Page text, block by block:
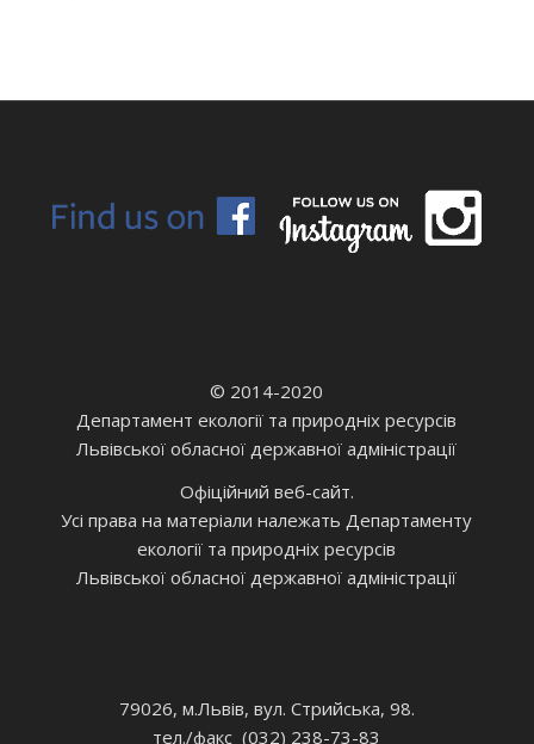
© 2014-2020
Департамент екології та природніх ресурсів
Львівської обласної державної адміністрації
Офіційний веб-сайт.
Усі права на матеріали належать Департаменту
екології та природніх ресурсів
Львівської обласної державної адміністрації
79026, м.Львів, вул. Стрийська, 98.
тел./факс (032) 238-73-83